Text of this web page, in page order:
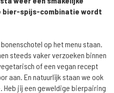
bier-spijs-combinatie wordt
op het menu staan.
steeds vaker verzoeken binnen
of een vegan recept
aan. En natuurlijk staan we ook
jij een geweldige bierpairing